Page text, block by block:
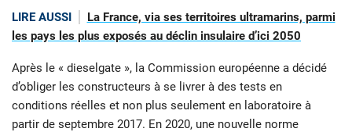
LIRE AUSSI
La France, via ses territoires ultramarins, parmi
les pays les plus exposés au déclin insulaire d’ici 2050
Après le « dieselgate », la Commission européenne a décidé
d’obliger les constructeurs à se livrer à des tests en
conditions réelles et non plus seulement en laboratoire à
partir de septembre 2017. En 2020, une nouvelle norme